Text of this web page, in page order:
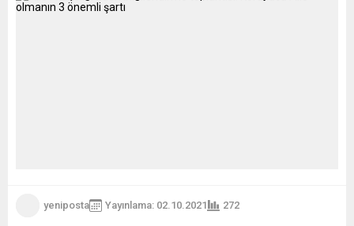
yeniposta Yayınlama: 02.10.2021 272